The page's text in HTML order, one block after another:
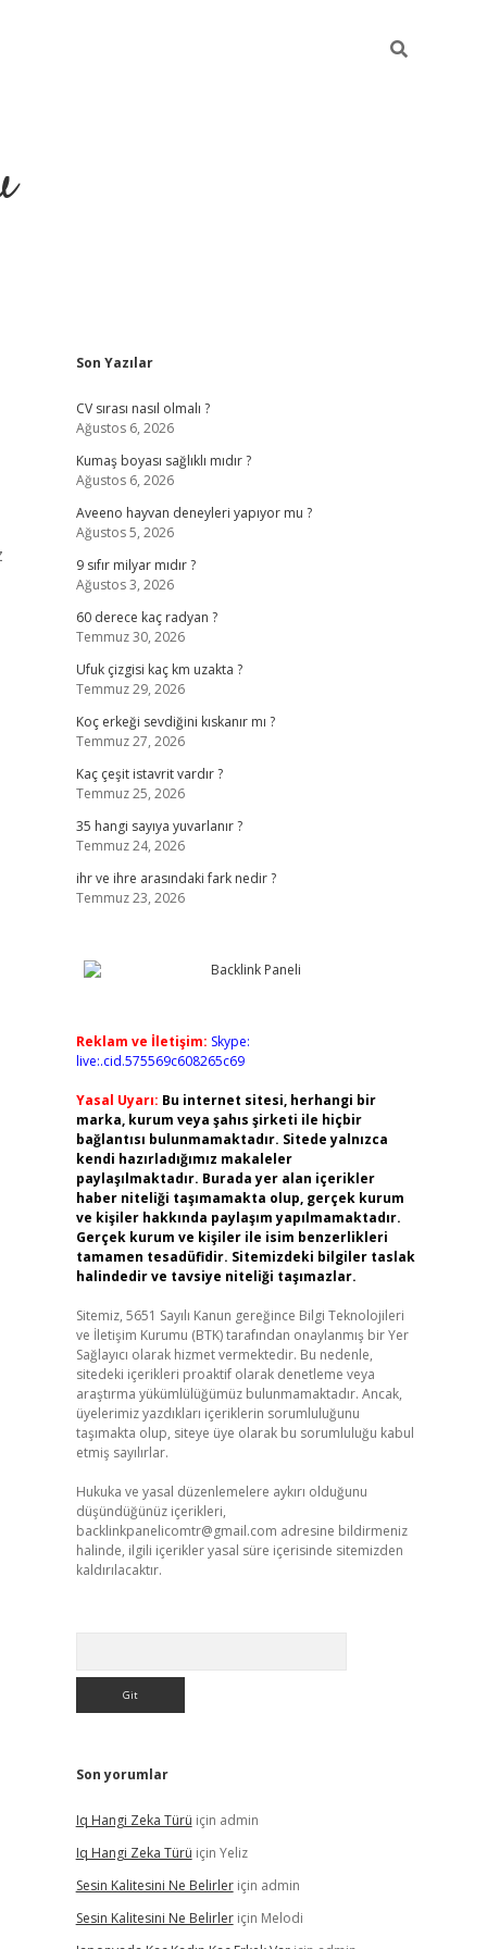
Sidebar
Son Yazılar
CV sırası nasıl olmalı ?
Ağustos 6, 2026
Kumaş boyası sağlıklı mıdır ?
Ağustos 6, 2026
Aveeno hayvan deneyleri yapıyor mu ?
Ağustos 5, 2026
9 sıfır milyar mıdır ?
Ağustos 3, 2026
60 derece kaç radyan ?
Temmuz 30, 2026
Ufuk çizgisi kaç km uzakta ?
Temmuz 29, 2026
Koç erkeği sevdiğini kıskanır mı ?
Temmuz 27, 2026
Kaç çeşit istavrit vardır ?
Temmuz 25, 2026
35 hangi sayıya yuvarlanır ?
Temmuz 24, 2026
ihr ve ihre arasındaki fark nedir ?
Temmuz 23, 2026
Reklam ve İletişim: Skype:
live:.cid.575569c608265c69
Yasal Uyarı: Bu internet sitesi, herhangi bir
marka, kurum veya şahıs şirketi ile hiçbir
bağlantısı bulunmamaktadır. Sitede yalnızca
kendi hazırladığımız makaleler
paylaşılmaktadır. Burada yer alan içerikler
haber niteliği taşımamakta olup, gerçek kurum
ve kişiler hakkında paylaşım yapılmamaktadır.
Gerçek kurum ve kişiler ile isim benzerlikleri
tamamen tesadüfidir. Sitemizdeki bilgiler taslak
halindedir ve tavsiye niteliği taşımazlar.
Sitemiz, 5651 Sayılı Kanun gereğince Bilgi Teknolojileri
ve İletişim Kurumu (BTK) tarafından onaylanmış bir Yer
Sağlayıcı olarak hizmet vermektedir. Bu nedenle,
sitedeki içerikleri proaktif olarak denetleme veya
araştırma yükümlülüğümüz bulunmamaktadır. Ancak,
üyelerimiz yazdıkları içeriklerin sorumluluğunu
taşımakta olup, siteye üye olarak bu sorumluluğu kabul
etmiş sayılırlar.
Hukuka ve yasal düzenlemelere aykırı olduğunu
düşündüğünüz içerikleri,
backlinkpanelicomtr@gmail.com adresine bildirmeniz
halinde, ilgili içerikler yasal süre içerisinde sitemizden
kaldırılacaktır.
Son yorumlar
Iq Hangi Zeka Türü için admin
Iq Hangi Zeka Türü için Yeliz
Sesin Kalitesini Ne Belirleriçin admin
Sesin Kalitesini Ne Belirleriçin Melodi